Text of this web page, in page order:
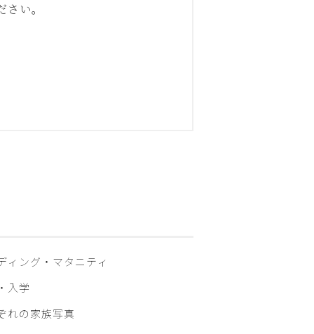
い。
ィング・マタニティ
入学
れの家族写真